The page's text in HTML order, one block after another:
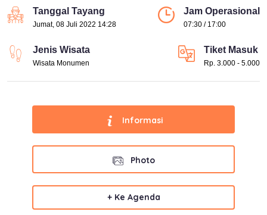
Tanggal Tayang
Jumat, 08 Juli 2022 14:28
Jam Operasional
07:30 / 17:00
Jenis Wisata
Wisata Monumen
Tiket Masuk
Rp. 3.000 - 5.000
Informasi
Photo
+ Ke Agenda